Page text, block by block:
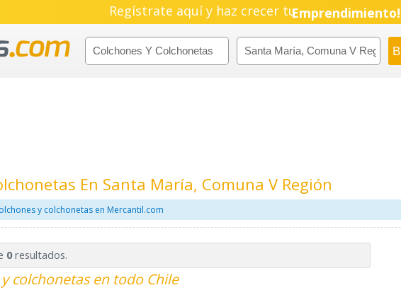
Regístrate aquí y haz crecer tuPyme!
Emprendimiento!
En Santa María, Comuna V Región
y colchonetas en Mercantil.com
0resultados.
colchonetas en todo Chile